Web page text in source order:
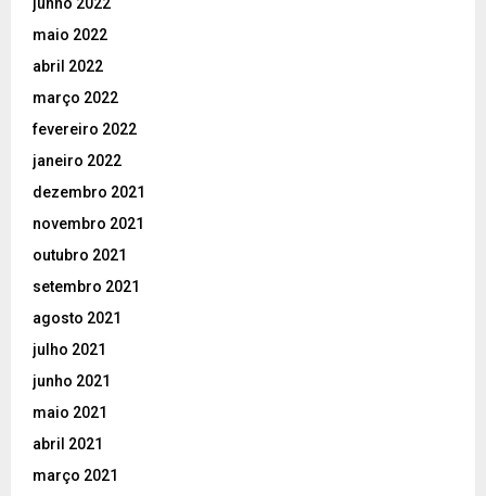
maio 2022
abril 2022
março 2022
fevereiro 2022
janeiro 2022
dezembro 2021
novembro 2021
outubro 2021
setembro 2021
agosto 2021
julho 2021
junho 2021
maio 2021
abril 2021
março 2021